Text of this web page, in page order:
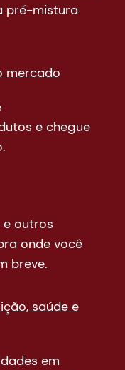
pré-mistura
mercado
e chegue
e outros
onde você
breve.
saúde e
em